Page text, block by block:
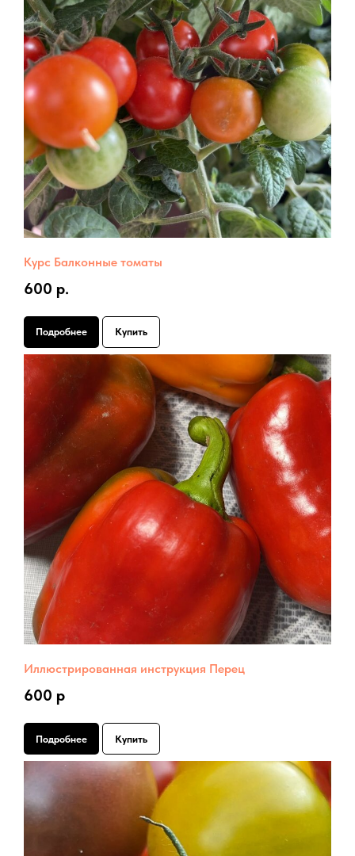
Курс Балконные томаты
600 р.
Подробнее Купить
Иллюстрированная инструкция Перец
600 р
Подробнее Купить